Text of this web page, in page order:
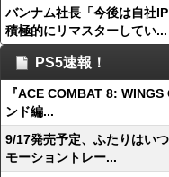
バンナム社長「今後は自社
積極的にリマスターしてい...
PS5速報！
『ACE COMBAT 8:
ンド編...
9/17発売予定、ふたりはい
モーショントレー...